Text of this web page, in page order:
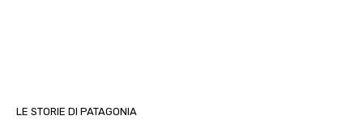
LE STORIE DI PATAGONIA